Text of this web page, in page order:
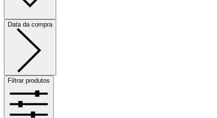
Data da compra
Filtrar produtos